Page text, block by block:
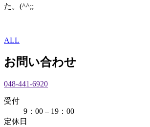
た。(^^;;
ALL
お問い合わせ
048-441-6920
受付
9：00 – 19：00
定休日